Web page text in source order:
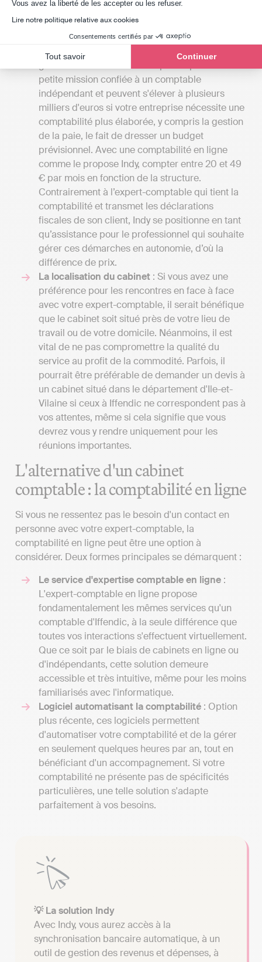
Vous avez la liberté de les accepter ou les refuser.
Lire notre politique relative aux cookies
Consentements certifiés par
Tout savoir Continuer
globale des différents services disponibles à
Iffendic.
Les tarifs: Les frais des cabinets d'expertise
comptable en Ile-et-Vilaine débutent
petite mission confiée à un comptable
indépendant et peuvent s'élever à plusieurs
milliers d'euros si votre entreprise nécessite une
comptabilité plus élaborée, y compris la gestion
de la paie, le fait de dresser un budget
prévisionnel. Avec une comptabilité en ligne
comme le propose Indy, compter entre 20 et 49
€ par mois en fonction de la structure.
Contrairement à l’expert-comptable qui tient la
comptabilité et transmet les déclarations
fiscales de son client, Indy se positionne en tant
qu’assistance pour le professionnel qui souhaite
gérer ces démarches en autonomie, d’où la
différence de prix.
La localisation du cabinet : Si vous avez une
préférence pour les rencontres en face à face
avec votre expert-comptable, il serait bénéfique
que le cabinet soit situé près de votre lieu de
travail ou de votre domicile. Néanmoins, il est
vital de ne pas compromettre la qualité du
service au profit de la commodité. Parfois, il
pourrait être préférable de demander un devis à
un cabinet situé dans le département d'Ile-et-
Vilaine si ceux à Iffendic ne correspondent pas à
vos attentes, même si cela signifie que vous
devrez vous y rendre uniquement pour les
réunions importantes.
L'alternative d'un cabinet
comptable : la comptabilité en ligne
Si vous ne ressentez pas le besoin d'un contact en
personne avec votre expert-comptable, la
comptabilité en ligne peut être une option à
considérer. Deux formes principales se démarquent :
Le service d'expertise comptable en ligne :
L'expert-comptable en ligne propose
fondamentalement les mêmes services qu'un
comptable d'Iffendic, à la seule différence que
toutes vos interactions s'effectuent virtuellement.
Que ce soit par le biais de cabinets en ligne ou
d'indépendants, cette solution demeure
accessible et très intuitive, même pour les moins
familiarisés avec l'informatique.
Logiciel automatisant la comptabilité : Option
plus récente, ces logiciels permettent
d'automatiser votre comptabilité et de la gérer
en seulement quelques heures par an, tout en
bénéficiant d'un accompagnement. Si votre
comptabilité ne présente pas de spécificités
particulières, une telle solution s'adapte
parfaitement à vos besoins.
💡 La solution Indy
Avec Indy, vous aurez accès à la
synchronisation bancaire automatique, à un
outil de gestion des revenus et dépenses, à